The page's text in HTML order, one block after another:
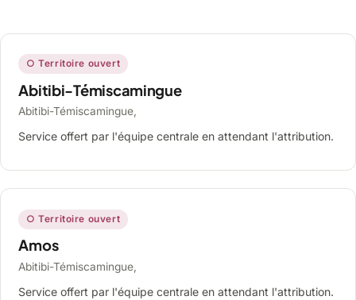
○ Territoire ouvert
Abitibi-Témiscamingue
Abitibi-Témiscamingue,
Service offert par l'équipe centrale en attendant l'attribution.
○ Territoire ouvert
Amos
Abitibi-Témiscamingue,
Service offert par l'équipe centrale en attendant l'attribution.